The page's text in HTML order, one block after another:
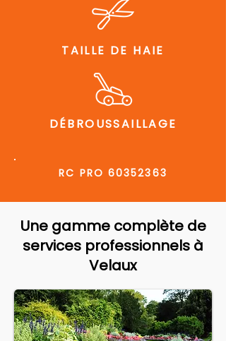
TAILLE DE HAIE
DÉBROUSSAILLAGE
RC PRO 60352363
Une gamme complète de
services professionnels à
Velaux